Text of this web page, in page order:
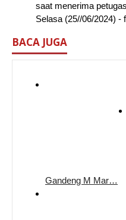
saat menerima
Selasa (25//06/2024) -
BACA JUGA
Gandeng M Mar…